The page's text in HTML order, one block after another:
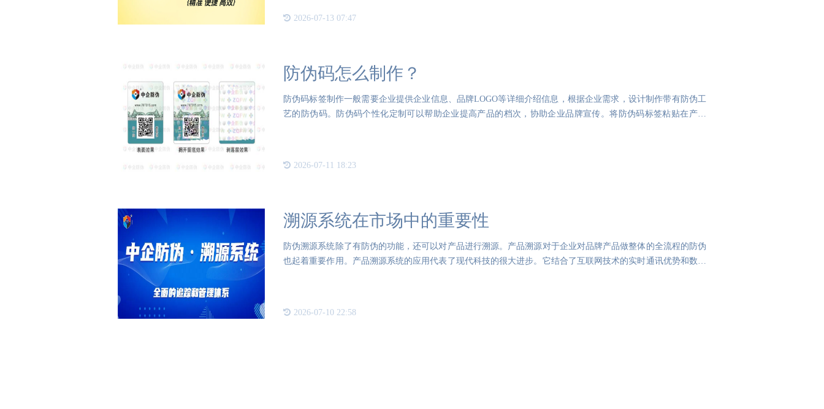
2026-07-13 07:47
防伪码怎么制作？
防伪码标签制作一般需要企业提供企业信息、品牌LOGO等详细介绍信息，根据企业需求，设计制作带有防伪工
艺的防伪码。防伪码个性化定制可以帮助企业提高产品的档次，协助企业品牌宣传。将防伪码标签粘贴在产品
2026-07-11 18:23
溯源系统在市场中的重要性
防伪溯源系统除了有防伪的功能，还可以对产品进行溯源。产品溯源对于企业对品牌产品做整体的全流程的防伪
也起着重要作用。产品溯源系统的应用代表了现代科技的很大进步。它结合了互联网技术的实时通讯优势和数据
2026-07-10 22:58